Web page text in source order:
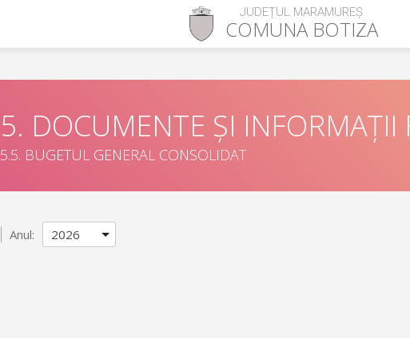
JUDEȚUL MARAMUREȘ
COMUNA BOTIZA
5. DOCUMENTE ȘI INFORMAȚII
5.5. BUGETUL GENERAL CONSOLIDAT
Anul: